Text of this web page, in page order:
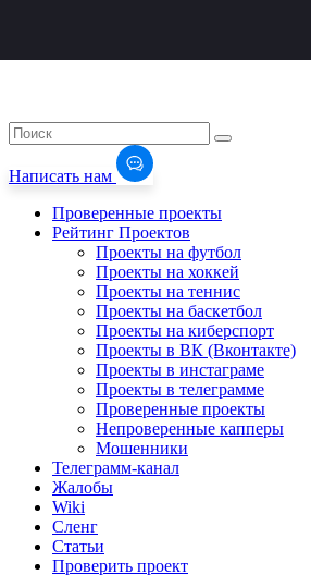
Написать нам
Проверенные проекты
Рейтинг Проектов
Проекты на футбол
Проекты на хоккей
Проекты на теннис
Проекты на баскетбол
Проекты на киберспорт
Проекты в ВК (Вконтакте)
Проекты в инстаграме
Проекты в телеграмме
Проверенные проекты
Непроверенные капперы
Мошенники
Телеграмм-канал
Жалобы
Wiki
Сленг
Статьи
Проверить проект